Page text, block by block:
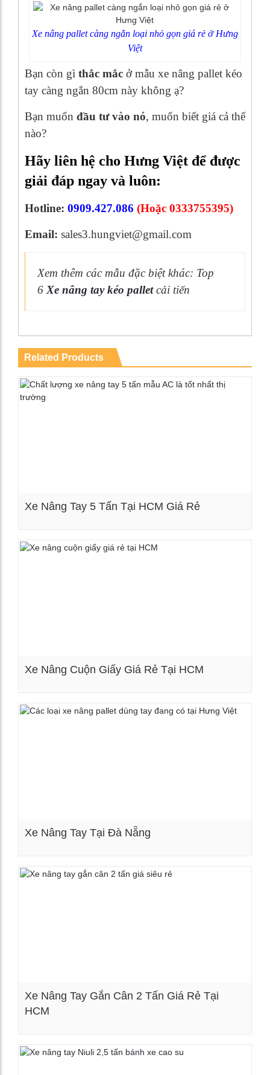
Xe nâng pallet càng ngắn loại nhỏ gọn giá rẻ ở Hưng
Việt
Bạn còn gì thắc mắc ở mẫu xe nâng pallet kéo
tay càng ngắn 80cm này không ạ?
Bạn muốn đầu tư vào nó, muốn biết giá cả thế
nào?
Hãy liên hệ cho Hưng Việt để được
giải đáp ngay và luôn:
Hotline: 0909.427.086 (Hoặc 0333755395)
Email: sales3.hungviet@gmail.com
Xem thêm các mẫu đặc biệt khác: Top
6 Xe nâng tay kéo palletcải tiến
Related Products
Xe Nâng Tay 5 Tấn Tại HCM Giá Rẻ
Xe Nâng Cuộn Giấy Giá Rẻ Tại HCM
Xe Nâng Tay Tại Đà Nẵng
Xe Nâng Tay Gắn Cân 2 Tấn Giá Rẻ Tại
HCM